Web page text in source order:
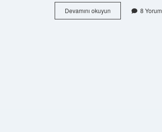
Devamını okuyun
Resmi
8 Yorum